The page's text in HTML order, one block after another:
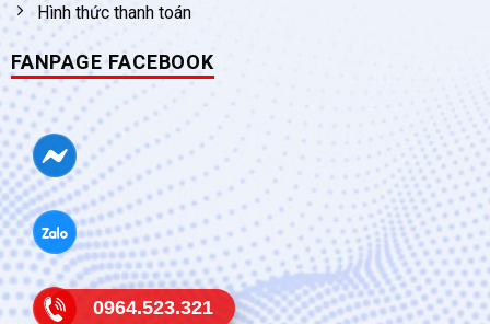
Hình thức thanh toán
FANPAGE FACEBOOK
0964.523.321